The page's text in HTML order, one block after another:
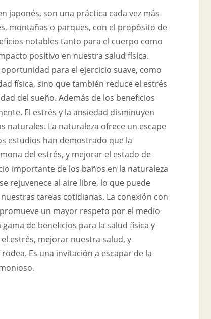
japonés, son una práctica cada vez más
montañas o parques, con el propósito de
notables tanto para el cuerpo como
positivo en nuestra salud física.
para el ejercicio suave, como
física, sino que también reduce el estrés
del sueño. Además de los beneficios
El estrés y la ansiedad disminuyen
naturales. La naturaleza ofrece un escape
estudios han demostrado que la
del estrés, y mejorar el estado de
importante de los baños en la naturaleza
rejuvenece al aire libre, lo que puede
tareas cotidianas. La conexión con
un mayor respeto por el medio
de beneficios para la salud física y
estrés, mejorar nuestra salud, y
Es una invitación a escapar de la